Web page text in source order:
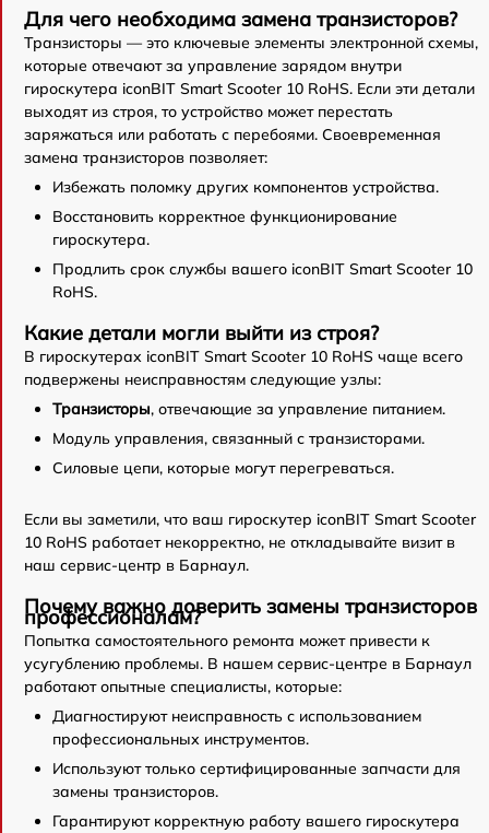
Для чего необходима замена транзисторов?
Транзисторы — это ключевые элементы электронной схемы,
которые отвечают за управление зарядом внутри
гироскутера iconBIT Smart Scooter 10 RoHS. Если эти детали
выходят из строя, то устройство может перестать
заряжаться или работать с перебоями. Своевременная
замена транзисторов позволяет:
Избежать поломку других компонентов устройства.
Восстановить корректное функционирование
гироскутера.
Продлить срок службы вашего iconBIT Smart Scooter 10
RoHS.
Какие детали могли выйти из строя?
В гироскутерах iconBIT Smart Scooter 10 RoHS чаще всего
подвержены неисправностям следующие узлы:
Транзисторы, отвечающие за управление питанием.
Модуль управления, связанный с транзисторами.
Силовые цепи, которые могут перегреваться.
Если вы заметили, что ваш гироскутер iconBIT Smart Scooter
10 RoHS работает некорректно, не откладывайте визит в
наш сервис-центр в Барнаул.
Почему важно доверить замены транзисторов
профессионалам?
Попытка самостоятельного ремонта может привести к
усугублению проблемы. В нашем сервис-центре в Барнаул
работают опытные специалисты, которые:
Диагностируют неисправность с использованием
профессиональных инструментов.
Используют только сертифицированные запчасти для
замены транзисторов.
Гарантируют корректную работу вашего гироскутера